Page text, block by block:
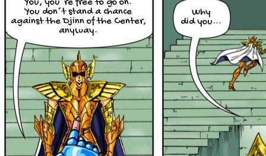
You, you´re free to go on.
You don´t stand a chance
against the Djinn of the Center,
anyway.
Why
did you...